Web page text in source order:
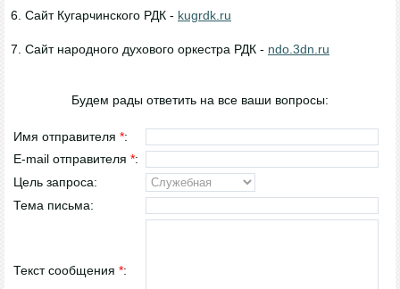
6. Сайт Кугарчинского РДК - kugrdk.ru
7. Сайт народного духового оркестра РДК - ndo.3dn.ru
Будем рады ответить на все ваши вопросы:
Имя отправителя *:
E-mail отправителя *:
Цель запроса:
Тема письма:
Текст сообщения *: